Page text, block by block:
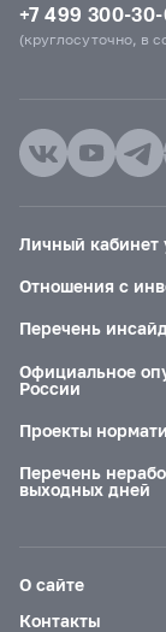
+7 499 300-
(круглосуточно, в
Личный кабинет
Отношения с
Перечень
Официальное
России
Проекты
Перечень
выходных дней
О сайте
Контакты